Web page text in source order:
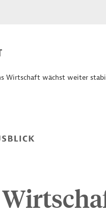
Wirtschaft wächst weiter